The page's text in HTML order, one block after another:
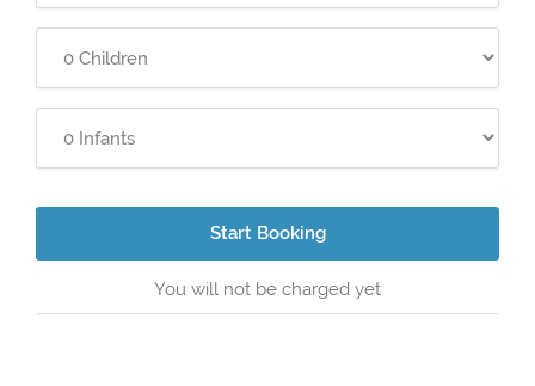
Start Booking
You will not be charged yet